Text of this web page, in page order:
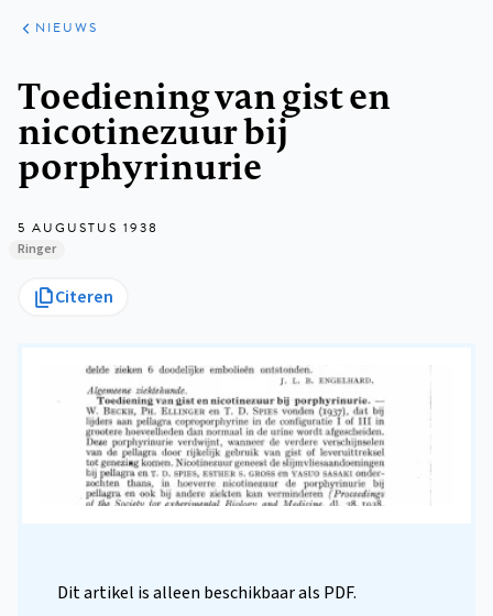
ARTIKELEN
HET
KORT
NIEUWS
Toediening van gist en
nicotinezuur bij
porphyrinurie
5 AUGUSTUS 1938
Ringer
Citeren
Dit artikel is alleen beschikbaar als PDF.